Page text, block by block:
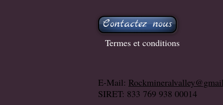
Contactez nous
Termes et conditions
E-Mail:
SIRET: 833 769 938 00014